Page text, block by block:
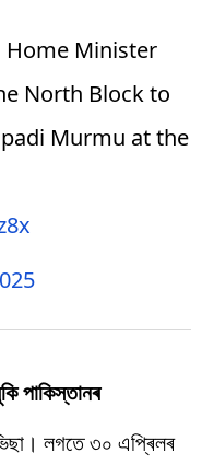
Minister
North Block to
Murmu at the
পাকিস্তানৰ
লগতে ৩০ এপ্ৰিলৰ